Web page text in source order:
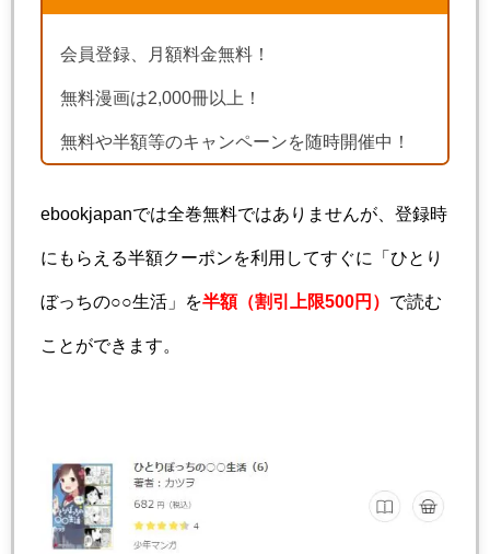
会員登録、月額料金無料！
無料漫画は2,000冊以上！
無料や半額等のキャンペーンを随時開催中！
ebookjapanでは全巻無料ではありませんが、登録時
にもらえる半額クーポンを利用してすぐに「ひとり
ぼっちの○○生活」を半額（割引上限500円） で読む
ことができます。